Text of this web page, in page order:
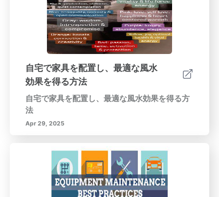
す。 5. フロアミラー: 機能的でエレガントであ
り、広々とした感覚を与え、目を引くデコレー
ションとなります。 6. ミラー付き家具: 実用的
でスタイリッシュなタッチを提供し、良いエネ
ルギーの流れを保つことができます; 空間が支
配的にならないようにしてください。鏡の戦略
を最適化するためにリビングルームでの平穏を
創出するために、定期的に鏡の配置を評価し調
整してください。風水の原則を取り入れ、鏡が
ポジティブなイメージを反射し、使用において
バランスの取れたアプローチを維持することを
確認してください。考え抜かれたデザインの空
間は幸福感を促進し、あなたの生活空間を平和
と社交的な喜びの聖域にすることができます。
美しさとポジティブさを反射する鏡を戦略的に
配置することで、風水の力を活用し、あなたの
生活空間を調和のあるリトリートに変える方法
自宅で家具を配置し、最適な風水
効果を得る方法
自宅で家具を配置し、最適な風水効果を得る方
法
Apr 29, 2025